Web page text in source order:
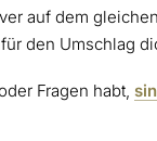
auf dem
den Umschlag
Fragen habt,